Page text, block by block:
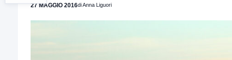
27 MAGGIO 2016di Anna Liguori